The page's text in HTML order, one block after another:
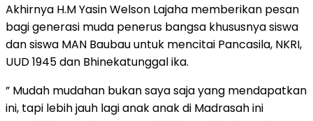
Akhirnya H.M Yasin Welson Lajaha memberikan pesan
bagi generasi muda penerus bangsa khususnya siswa
dan siswa MAN Baubau untuk mencitai Pancasila, NKRI,
UUD 1945 dan Bhinekatunggal ika.
” Mudah mudahan bukan saya saja yang mendapatkan
ini, tapi lebih jauh lagi anak anak di Madrasah ini